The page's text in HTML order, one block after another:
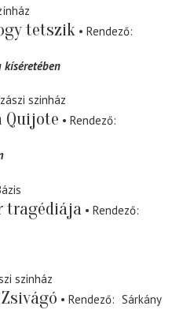
tetszik
Rendező
kíséretében
szinház
Quijote
Rendező
tragédiája
Rendező
szinház
Rendező
Sárkány